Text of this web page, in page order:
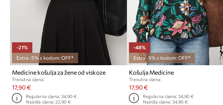
-21%
Extra -5% s kodom: OFF*
Medicine košulja za žene od viskoze
Trenutna cijena:
17,90 €
Regularna cijena:34,90 €
Najniža cijena:22,90 €
-48%
Extra -5% s kodom: OFF*
Košulja Medicine
Trenutna cijena:
17,90 €
Regularna cijena: 34,90 €
Najniža cijena: 34,90 €